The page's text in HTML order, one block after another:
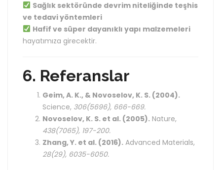
Sağlık sektöründe devrim niteliğinde teşhis
ve tedavi yöntemleri
Hafif ve süper dayanıklı yapı malzemeleri
hayatımıza girecektir.
6. Referanslar
Geim, A. K., & Novoselov, K. S. (2004).
Science, 306(5696), 666-669.
Novoselov, K. S. et al. (2005). Nature,
438(7065), 197-200.
Zhang, Y. et al. (2016). Advanced Materials,
28(29), 6035-6050.